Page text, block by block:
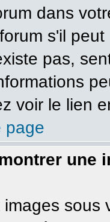
dans
s'il
pas,
voir le lien
page
une
sous